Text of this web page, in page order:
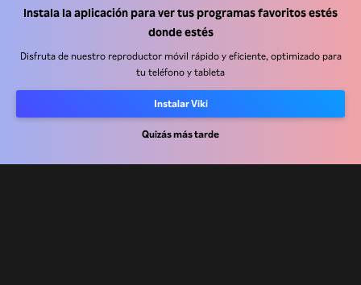
Instala la aplicación para ver tus programas favoritos estés
donde estés
Disfruta de nuestro reproductor móvil rápido y eficiente, optimizado para
tu teléfono y tableta
Instalar Viki
Quizás más tarde
Centro de ayuda
Socios de distribución